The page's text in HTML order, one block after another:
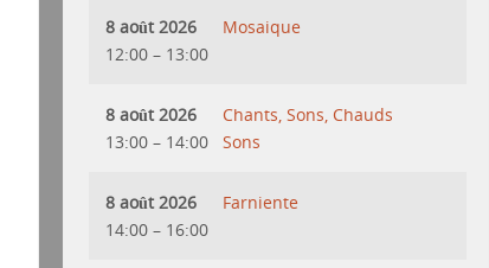
8 août 2026
12:00 – 13:00
Mosaique
8 août 2026
13:00 – 14:00
Chants, Sons, Chauds
Sons
8 août 2026
14:00 – 16:00
Farniente